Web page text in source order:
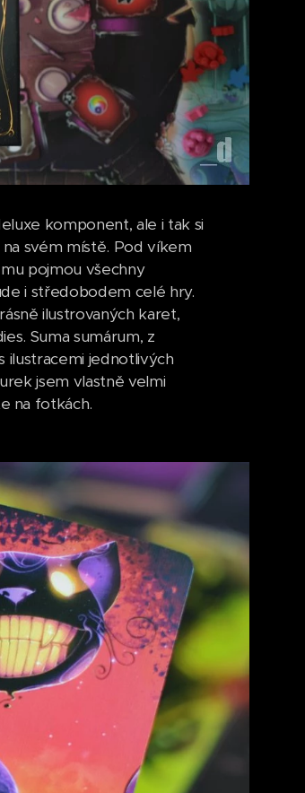
komponent, ale i tak si
svém místě. Pod víkem
pojmou všechny
i středobodem celé hry.
ilustrovaných karet,
Suma sumárum, z
jednotlivých
jsem vlastně velmi
na fotkách.